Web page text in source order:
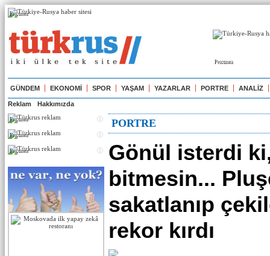
Реклама
Реклама
GÜNDEM EKONOMİ SPOR YAŞAM YAZARLAR PORTRE ANALİZ
Reklam Hakkımızda
Реклама
Реклама
Реклама
PORTRE
Gönül isterdi
bitmesin...
sakatlanıp
rekor kırdı